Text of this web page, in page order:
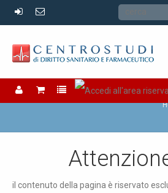
Accesso
il contenuto della pagina è riservato